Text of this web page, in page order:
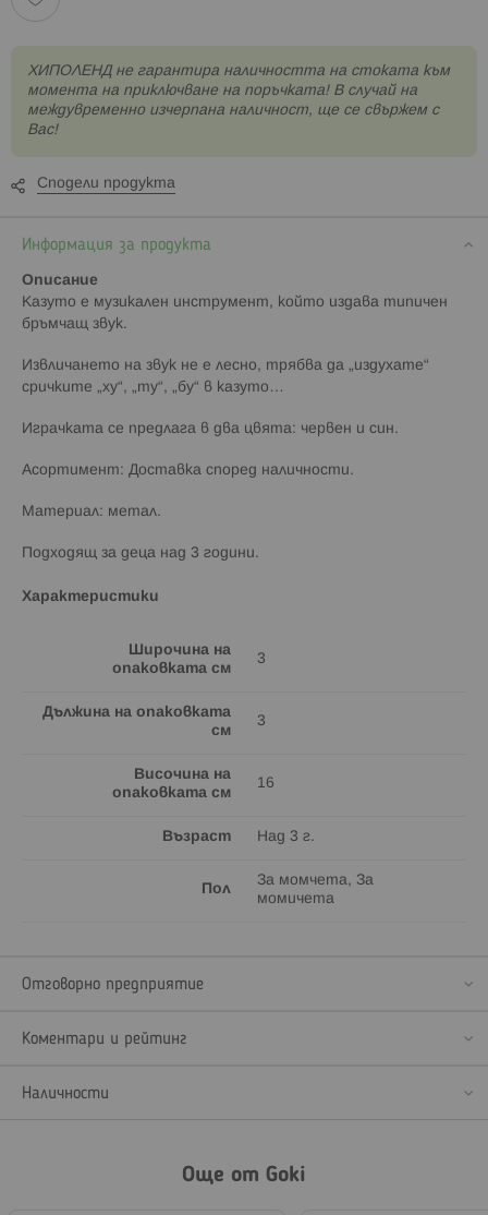
XИПОЛЕНД не гарантира наличността на стоката към
момента на приключване на поръчката! В случай на
междувременно изчерпана наличност, ще се свържем с
Вас!
Сподели продукта
Информация за продукта
Описание
Казуто е музикален инструмент, който издава типичен
бръмчащ звук.
Извличането на звук не е лесно, трябва да „издухате“
сричките „ху“, „ту“, „бу“ в казуто…
Играчката се предлага в два цвята: червен и син.
Асортимент: Доставка според наличности.
Материал: метал.
Подходящ за деца над 3 години.
Характеристики
Широчина на
опаковката см
3
Дължина на опаковката
см
3
Височина на
опаковката см
16
Възраст Над 3 г.
Пол
За момчета, За
момичета
Отговорно предприятие
Коментари и рейтинг
Наличности
Още от Goki